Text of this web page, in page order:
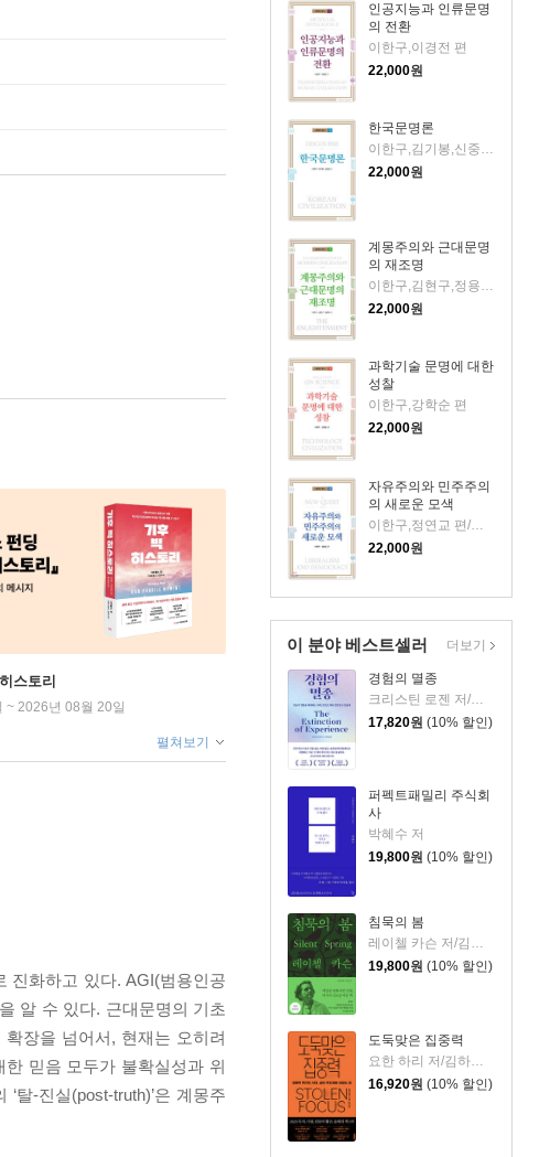
인공지능과 인류문명
의 전환
이한구,이경전 편
22,000원
한국문명론
이한구,김기봉,신중섭 편
22,000원
계몽주의와 근대문명
의 재조명
이한구,김현구,정용덕 편
22,000원
과학기술 문명에 대한
성찰
이한구,강학순 편
22,000원
자유주의와 민주주의
의 새로운 모색
22,000원
이 분야 베스트셀러
경험의 멸종
17,820원 (10% 할인)
퍼펙트패밀리 주식회
사
박혜수 저
19,800원 (10% 할인)
침묵의 봄
19,800원 (10% 할인)
도둑맞은 집중력
16,920원 (10% 할인)
더보기
스토리
~ 2026년 08월 20일
펼쳐보기
진화하고 있다. AGI(범용인공
알 수 있다. 근대문명의 기초
장을 넘어서, 현재는 오히려
믿음 모두가 불확실성과 위
탈-진실(post-truth)’은 계몽주